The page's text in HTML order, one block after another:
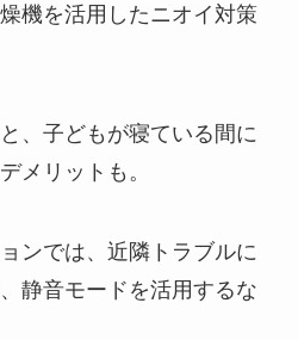
機を活用したニオイ対策
、子どもが寝ている間に
メリットも。
ンでは、近隣トラブルに
静音モードを活用するな